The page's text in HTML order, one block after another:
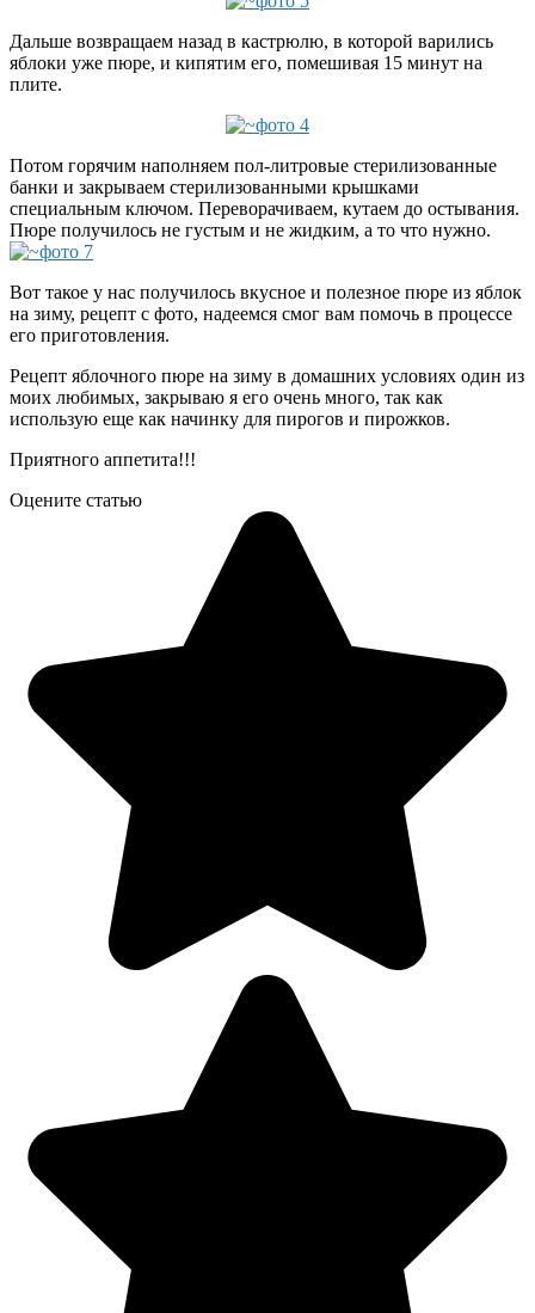
Дальше возвращаем назад в кастрюлю, в которой варились
яблоки уже пюре, и кипятим его, помешивая 15 минут на
плите.
Потом горячим наполняем пол-литровые стерилизованные
банки и закрываем стерилизованными крышками
специальным ключом. Переворачиваем, кутаем до остывания.
Пюре получилось не густым и не жидким, а то что нужно.
Вот такое у нас получилось вкусное и полезное пюре из яблок
на зиму, рецепт с фото, надеемся смог вам помочь в процессе
его приготовления.
Рецепт яблочного пюре на зиму в домашних условиях один из
моих любимых, закрываю я его очень много, так как
использую еще как начинку для пирогов и пирожков.
Приятного аппетита!!!
Оцените статью